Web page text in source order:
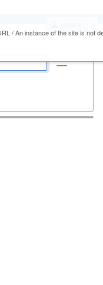
/ An instance of the site is not